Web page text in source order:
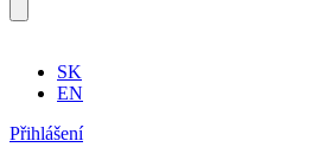
SK
EN
Přihlášení